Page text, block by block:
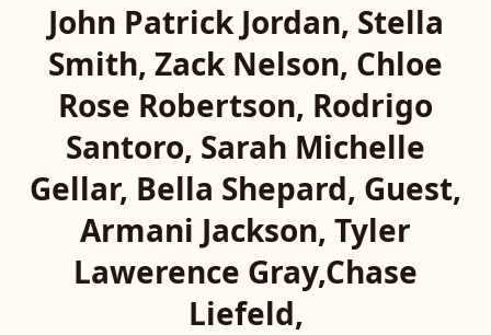
John Patrick Jordan, Stella
Smith, Zack Nelson, Chloe
Rose Robertson, Rodrigo
Santoro, Sarah Michelle
Gellar, Bella Shepard, Guest,
Armani Jackson, Tyler
Lawerence Gray,Chase
Liefeld,